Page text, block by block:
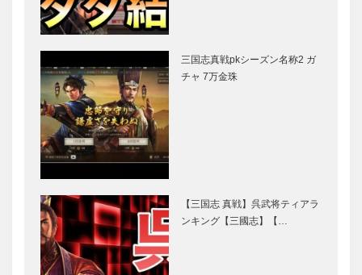
三国志真戦pkシーズン名称2 ガ
チャ 7万金珠
【三国志 真戦】呉武将ティアラ
ンキング【三國志】【…